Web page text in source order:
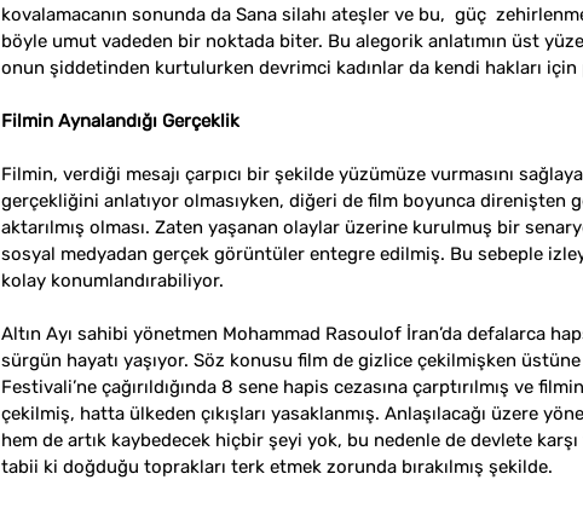
kovalamacanın sonunda da Sana silahı ateşler ve bu,  güç
böyle umut vadeden bir noktada biter. Bu alegorik anlatımın üst
onun şiddetinden kurtulurken devrimci kadınlar da kendi hakları
Filmin Aynalandığı Gerçeklik
Filmin, verdiği mesajı çarpıcı bir şekilde yüzümüze vurmasını
gerçekliğini anlatıyor olmasıyken, diğeri de film boyunca direnişten
aktarılmış olması. Zaten yaşanan olaylar üzerine kurulmuş bir
sosyal medyadan gerçek görüntüler entegre edilmiş. Bu sebeple
kolay konumlandırabiliyor.
Altın Ayı sahibi yönetmen Mohammad Rasoulof İran’da defalarca
sürgün hayatı yaşıyor. Söz konusu film de gizlice çekilmişken
Festivali’ne çağırıldığında 8 sene hapis cezasına çarptırılmış ve
çekilmiş, hatta ülkeden çıkışları yasaklanmış. Anlaşılacağı üzere
hem de artık kaybedecek hiçbir şeyi yok, bu nedenle de devlete
tabii ki doğduğu toprakları terk etmek zorunda bırakılmış şekilde.